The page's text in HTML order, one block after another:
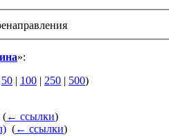
»:
50 | 100 | 250 | 500)
(← ссылки)
(← ссылки)